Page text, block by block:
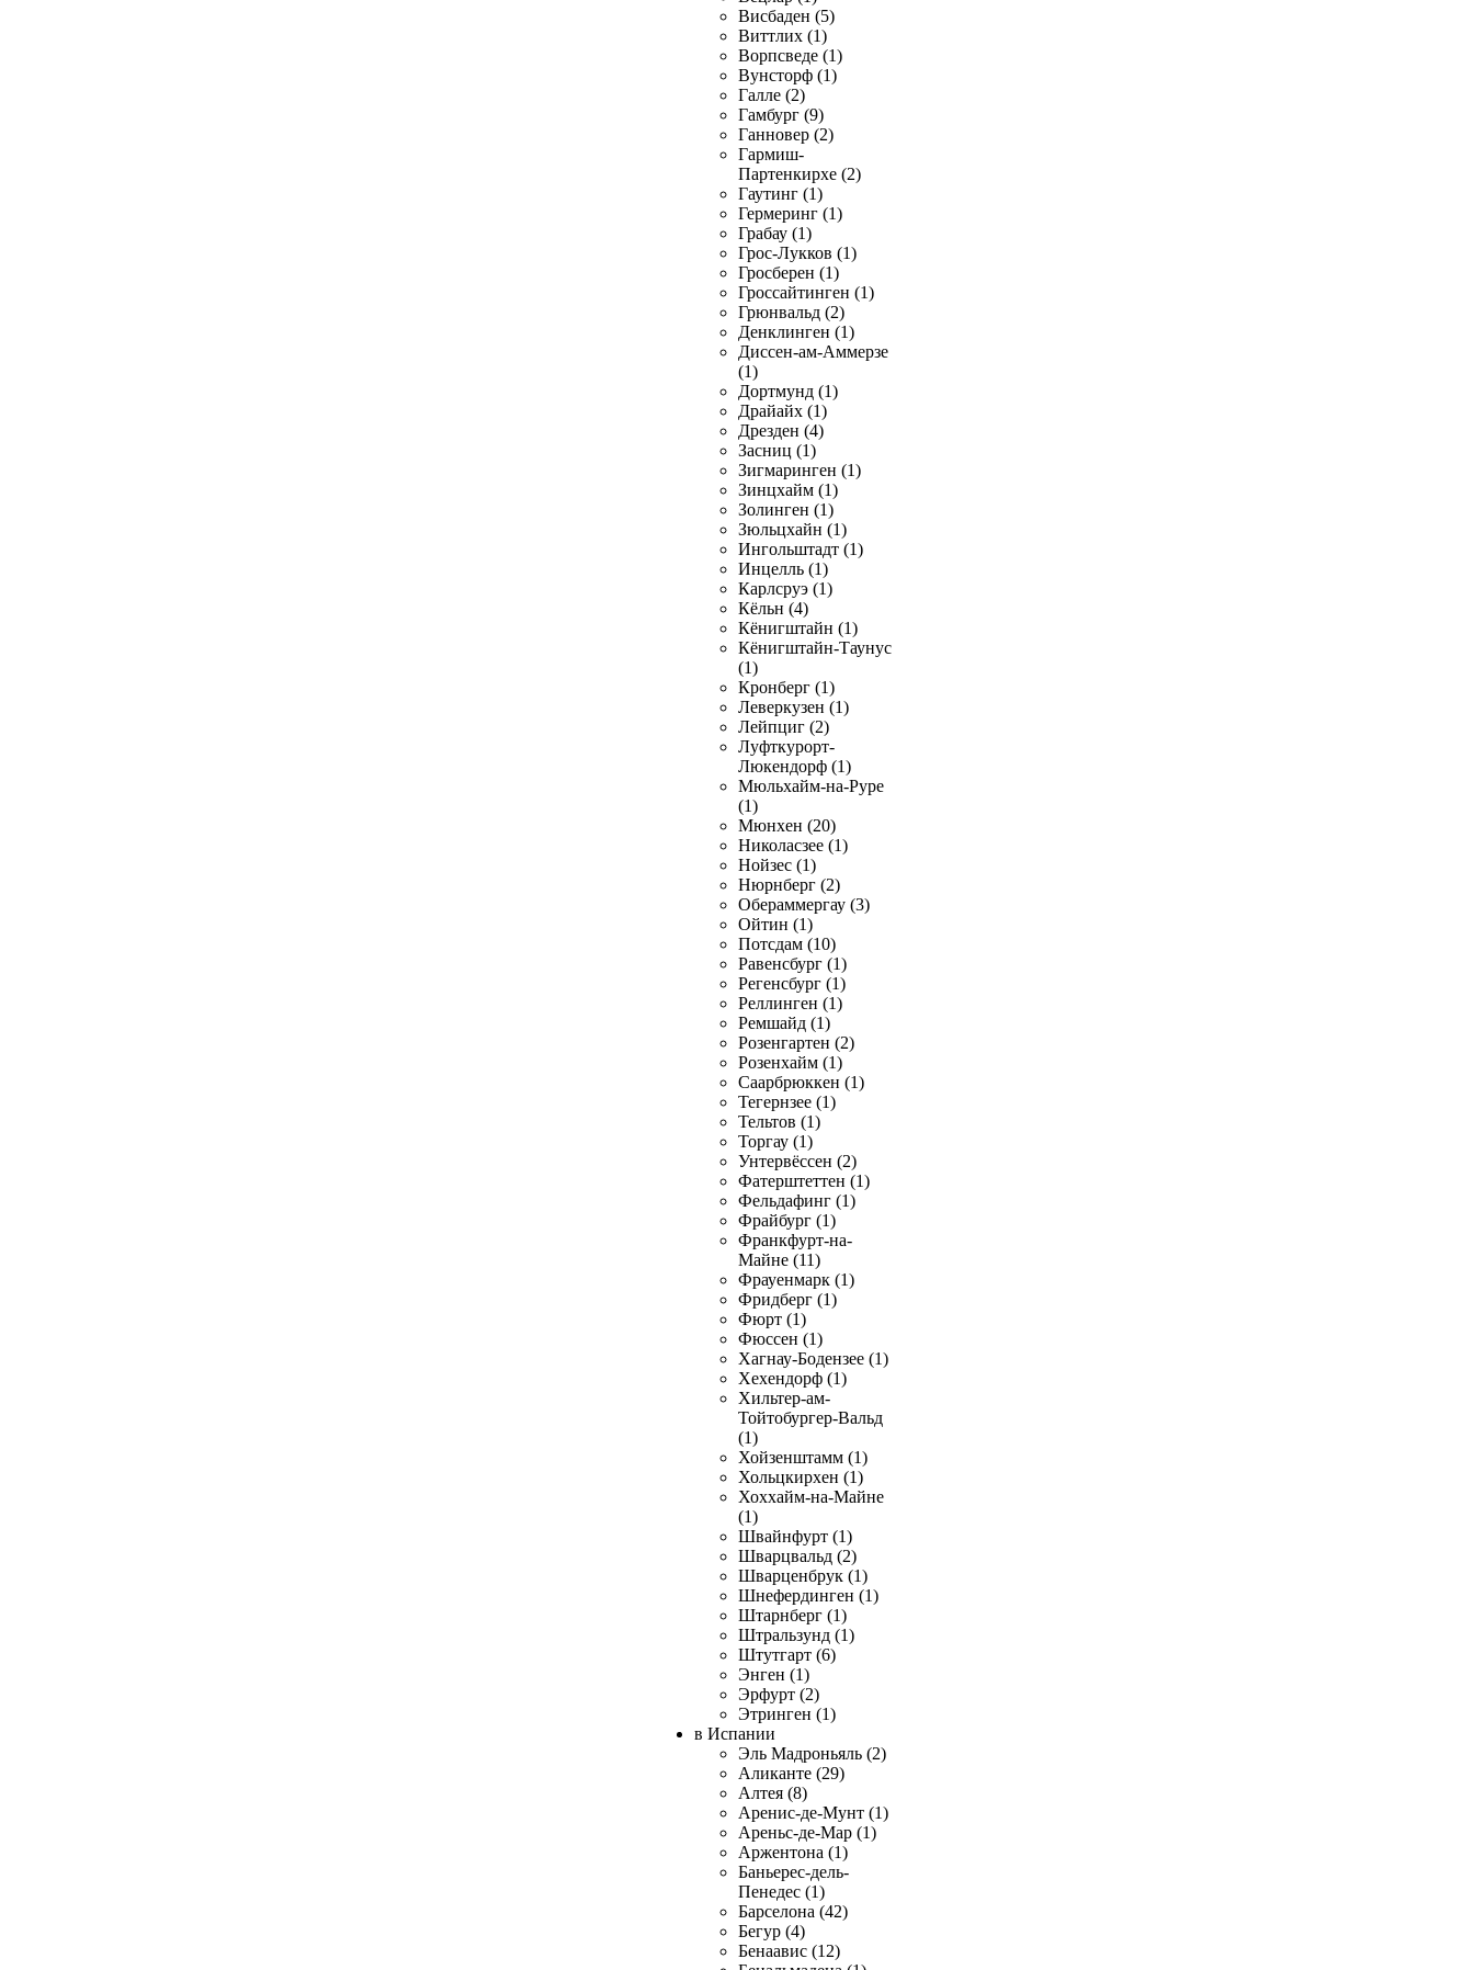
Висбаден (5)
Виттлих (1)
Ворпсведе (1)
Вунсторф (1)
Галле (2)
Гамбург (9)
Ганновер (2)
Гармиш-
Партенкирхе (2)
Гаутинг (1)
Гермеринг (1)
Грабау (1)
Грос-Лукков (1)
Гросберен (1)
Гроссайтинген (1)
Грюнвальд (2)
Денклинген (1)
Диссен-ам-Аммерзе
(1)
Дортмунд (1)
Драйайх (1)
Дрезден (4)
Засниц (1)
Зигмаринген (1)
Зинцхайм (1)
Золинген (1)
Зюльцхайн (1)
Ингольштадт (1)
Инцелль (1)
Карлсруэ (1)
Кёльн (4)
Кёнигштайн (1)
Кёнигштайн-Таунус
(1)
Кронберг (1)
Леверкузен (1)
Лейпциг (2)
Луфткурорт-
Люкендорф (1)
Мюльхайм-на-Руре
(1)
Мюнхен (20)
Николасзее (1)
Нойзес (1)
Нюрнберг (2)
Обераммергау (3)
Ойтин (1)
Потсдам (10)
Равенсбург (1)
Регенсбург (1)
Реллинген (1)
Ремшайд (1)
Розенгартен (2)
Розенхайм (1)
Саарбрюккен (1)
Тегернзее (1)
Тельтов (1)
Торгау (1)
Унтервёссен (2)
Фатерштеттен (1)
Фельдафинг (1)
Фрайбург (1)
Франкфурт-на-
Майне (11)
Фрауенмарк (1)
Фридберг (1)
Фюрт (1)
Фюссен (1)
Хагнау-Бодензее (1)
Хехендорф (1)
Хильтер-ам-
Тойтобургер-Вальд
(1)
Хойзенштамм (1)
Хольцкирхен (1)
Хоххайм-на-Майне
(1)
Швайнфурт (1)
Шварцвальд (2)
Шварценбрук (1)
Шнефердинген (1)
Штарнберг (1)
Штральзунд (1)
Штутгарт (6)
Энген (1)
Эрфурт (2)
Этринген (1)
в Испании
Эль Мадроньяль (2)
Аликанте (29)
Алтея (8)
Аренис-де-Мунт (1)
Ареньс-де-Мар (1)
Аржентона (1)
Баньерес-дель-
Пенедес (1)
Барселона (42)
Бегур (4)
Бенаавис (12)